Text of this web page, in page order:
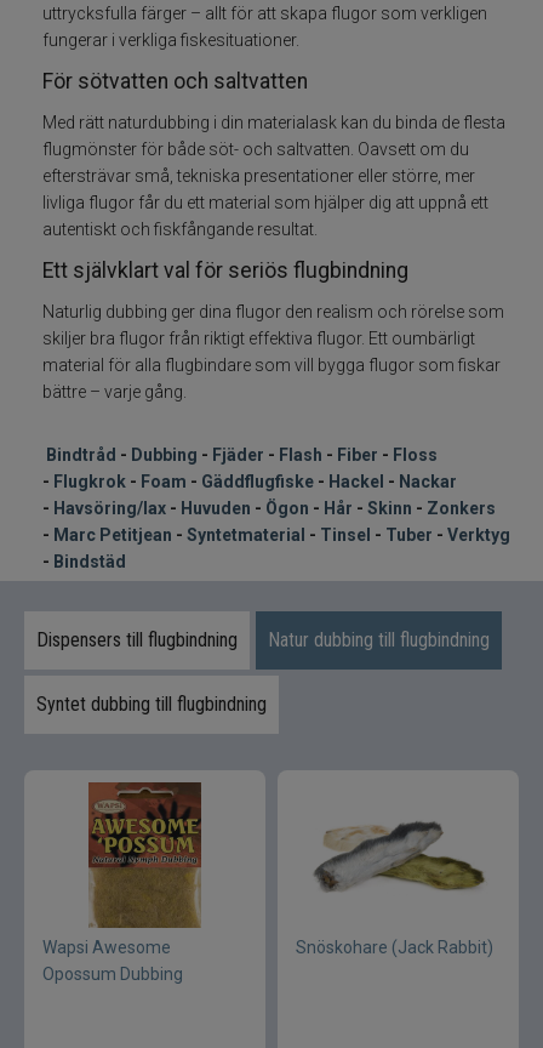
Hår skinn Zonkers
Syntetmaterial
Tinsel
Tuber
Verktyg bindstäd
Vinterfiske
Kläder
uttrycksfulla färger – allt för att skapa flugor som verkligen
fungerar i verkliga fiskesituationer.
För sötvatten och saltvatten
Med rätt naturdubbing i din materialask kan du binda de flesta
flugmönster för både söt- och saltvatten. Oavsett om du
eftersträvar små, tekniska presentationer eller större, mer
livliga flugor får du ett material som hjälper dig att uppnå ett
autentiskt och fiskfångande resultat.
Ett självklart val för seriös flugbindning
Naturlig dubbing ger dina flugor den realism och rörelse som
skiljer bra flugor från riktigt effektiva flugor. Ett oumbärligt
material för alla flugbindare som vill bygga flugor som fiskar
bättre – varje gång.
Bindtråd - Dubbing - Fjäder - Flash - Fiber - Floss
- Flugkrok - Foam - Gäddflugfiske - Hackel - Nackar
- Havsöring/lax - Huvuden - Ögon - Hår - Skinn - Zonkers
- Marc Petitjean - Syntetmaterial - Tinsel - Tuber - Verktyg
- Bindstäd
Dispensers till flugbindning Natur dubbing till flugbindning
Syntet dubbing till flugbindning
Wapsi Awesome
Opossum Dubbing
Snöskohare (Jack Rabbit)